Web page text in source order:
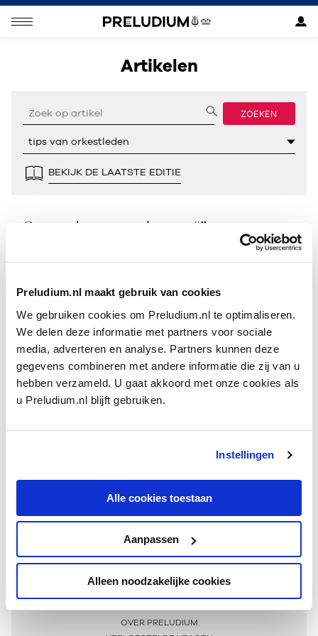
Preludium.nl maakt gebruik van cookies
We gebruiken cookies om Preludium.nl te optimaliseren.
We delen deze informatie met partners voor sociale
media, adverteren en analyse. Partners kunnen deze
gegevens combineren met andere informatie die zij van u
hebben verzameld. U gaat akkoord met onze cookies als
u Preludium.nl blijft gebruiken.
Instellingen
Alle cookies toestaan
Aanpassen
Alleen noodzakelijke cookies
Artikelen
ZOEKEN
BEKIJK DE LAATSTE EDITIE
Geen resultaten gevonden voor “”.
Meer informatie
OVER PRELUDIUM